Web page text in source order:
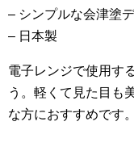
– シンプルな会津塗
– 日本製
電子レンジで使用す
う。軽くて見た目も
な方におすすめです。